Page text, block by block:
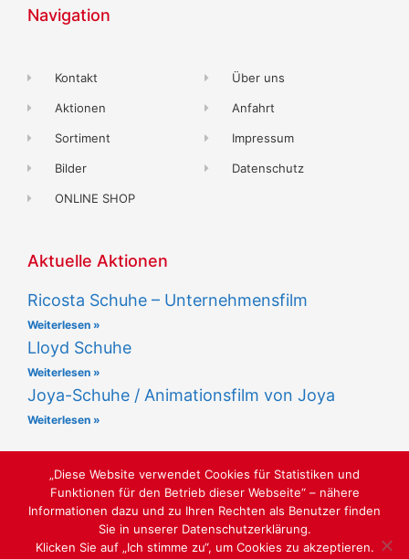
Navigation
Kontakt
Aktionen
Sortiment
Bilder
ONLINE SHOP
Über uns
Anfahrt
Impressum
Datenschutz
Aktuelle Aktionen
Ricosta Schuhe – Unternehmensfilm
Weiterlesen »
Lloyd Schuhe
Weiterlesen »
Joya-Schuhe / Animationsfilm von Joya
Weiterlesen »
LUST AUF SCHÖNE SCHUHE
„Diese Website verwendet Cookies für Statistiken und
Funktionen für den Betrieb dieser Webseite“ – nähere
Informationen dazu und zu Ihren Rechten als Benutzer finden
Sie in unserer Datenschutzerklärung.
Klicken Sie auf „Ich stimme zu“, um Cookies zu akzeptieren.